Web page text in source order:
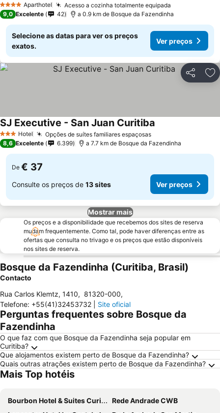
4 EstrelasAparthotel Acesso a cozinha totalmente equipada
9,0 Excelente 42 a 0.9 km de Bosque da Fazendinha
Selecione as datas para ver os preços
exatos.
Ver preços
Partilhar
3 EstrelasHotel Opções de suítes familiares espaçosas
SJ Executive - San Juan Curitiba
8,6 Excelente 6.399 a 7.7 km de Bosque da Fazendinha
De € 37
Consulte os preços de 13 sites Ver preços
Mostrar mais
Os preços e a disponibilidade que recebemos dos sites de reserva
mudam frequentemente. Como tal, pode haver diferenças entre as
ofertas que consulta no trivago e os preços que estão disponíveis
nos sites de reserva.
Bosque da Fazendinha (Curitiba, Brasil)
Contacto
Rua Carlos Klemtz, 1410, 81320-000,
Telefone: +55(41)32453732 Site oficial
Perguntas frequentes sobre Bosque da
Fazendinha
O que faz com que Bosque da Fazendinha seja popular em
Curitiba?
Que alojamentos existem perto de Bosque da Fazendinha?
Quais outras atrações existem perto de Bosque da Fazendinha?
Mais Top hotéis
Bourbon Hotel & Suites Curitiba
Rede Andrade CWB